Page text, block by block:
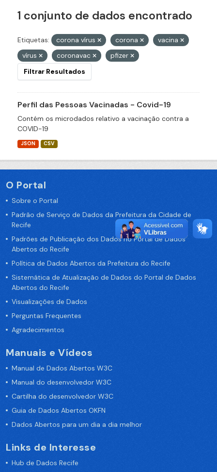
1 conjunto de dados encontrado
Etiquetas: corona vírus corona
vacina
vírus
coronavac
pfizer
Filtrar Resultados
Perfil das Pessoas Vacinadas - Covid-19
Contém os microdados relativo a vacinação contra a
COVID-19
JSON CSV
O Portal
Sobre o Portal
Padrão de Serviço de Dados da Prefeitura da Cidade de
Recife
Padrões de Publicação dos Dados no Portal de Dados
Abertos do Recife
Política de Dados Abertos da Prefeitura do Recife
Sistemática de Atualização de Dados do Portal de Dados
Abertos do Recife
Visualizações de Dados
Perguntas Frequentes
Agradecimentos
Manuais e Vídeos
Manual de Dados Abertos W3C
Manual do desenvolvedor W3C
Cartilha do desenvolvedor W3C
Guia de Dados Abertos OKFN
Dados Abertos para um dia a dia melhor
Links de Interesse
Hub de Dados Recife